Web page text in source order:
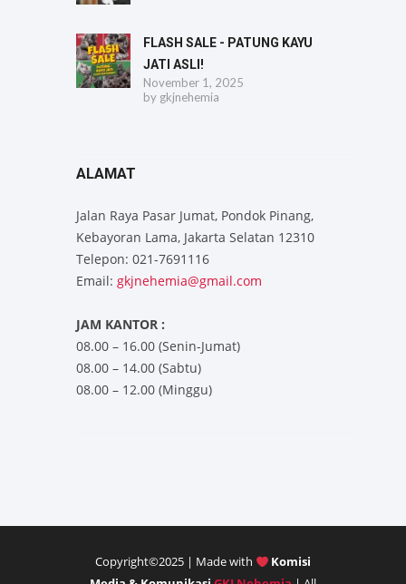
FLASH SALE - PATUNG KAYU
JATI ASLI!
November 1, 2025
by gkjnehemia
ALAMAT
Jalan Raya Pasar Jumat, Pondok Pinang,
Kebayoran Lama, Jakarta Selatan 12310
Telepon: 021-7691116
Email: gkjnehemia@gmail.com
JAM KANTOR :
08.00 – 16.00 (Senin-Jumat)
08.00 – 14.00 (Sabtu)
08.00 – 12.00 (Minggu)
Copyright©2025 | Made with
Komisi